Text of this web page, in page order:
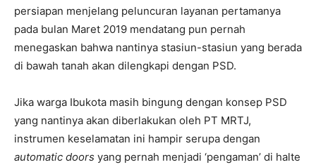
persiapan menjelang peluncuran layanan pertamanya
pada bulan Maret 2019 mendatang pun pernah
menegaskan bahwa nantinya stasiun-stasiun yang berada
di bawah tanah akan dilengkapi dengan PSD.
Jika warga Ibukota masih bingung dengan konsep PSD
yang nantinya akan diberlakukan oleh PT MRTJ,
instrumen keselamatan ini hampir serupa dengan
automatic doors yang pernah menjadi ‘pengaman’ di halte